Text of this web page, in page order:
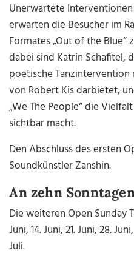
Unerwartete
erwarten die Besucher im
Formates „Out of the Blue“
dabei sind Katrin Schafitel,
poetische
von Robert Kis darbietet,
„We The People“ die
sichtbar macht.
Den Abschluss des ersten
Soundkünstler Zanshin.
An zehn
Die weiteren Open Sunday
Juni, 14. Juni, 21. Juni, 28.
Juli.